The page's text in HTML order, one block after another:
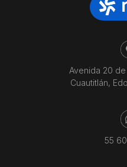
Avenida 20 de
Cuautitlán,
55